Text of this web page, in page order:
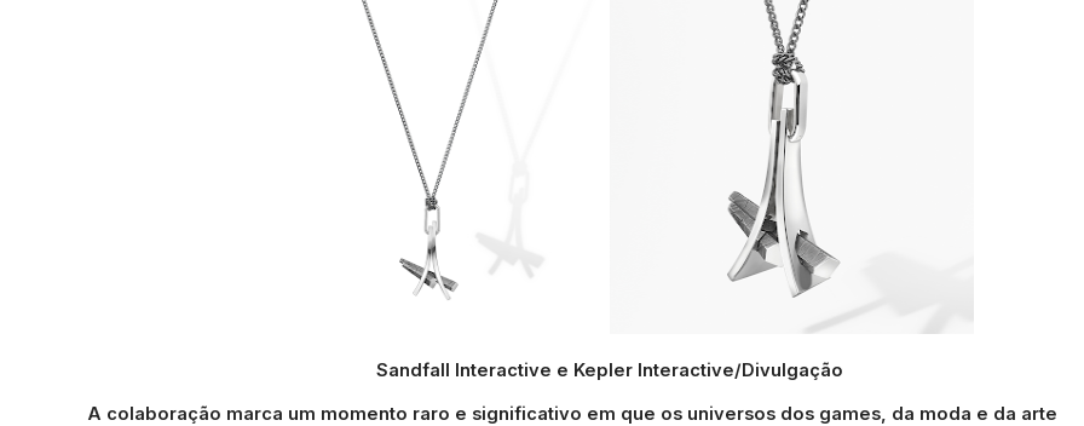
Sandfall Interactive e Kepler Interactive/Divulgação
A colaboração marca um momento raro e significativo em que os universos dos games, da moda e da arte